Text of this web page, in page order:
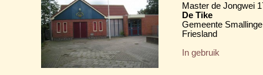
Master de Jongwei
De Tike
Gemeente
Friesland
In gebruik